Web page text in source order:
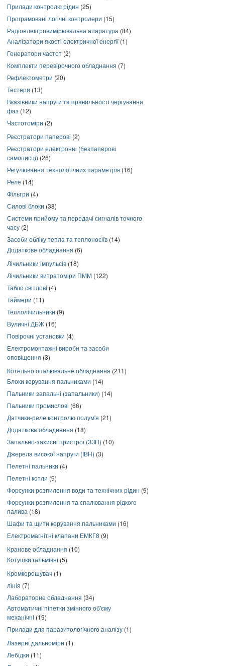
Прилади контролю рідин (25)
Програмовані логічні контролери (15)
Радіоелектровимірювальна апаратура (84)
Аналізатори якості електричної енергії(1)
Генератори частот (2)
Комплекти перевірочного обладнання (7)
Рефлектометри (20)
Тестери (13)
Вказівники напруги та правильності чергування
фаз (12)
Частотоміри (2)
Реєстратори паперові (2)
Реєстратори електронні (безпаперові
самописці) (26)
Регулювання технологічних параметрів (16)
Реле (14)
Фільтри (4)
Силові блоки (38)
Системи прийому та передачі сигналів точного
часу (2)
Засоби обліку тепла та теплоносіїв (14)
Додаткове обладнання (6)
Лічильники імпульсів (18)
Лічильники витратоміри ПММ (122)
Табло світлові (4)
Таймери (11)
Теплолічильники (9)
Вуличні ДБЖ (16)
Повірочні установки (4)
Електромонтажні вироби та засоби
оповіщення (3)
Котельно опалювальне обладнання (211)
Блоки керування пальниками (14)
Пальники запальні (запальники) (14)
Пальники промислові (66)
Датчики-реле контролю полум'я (21)
Додаткове обладнання (18)
Запально-захисні пристрої (ЗЗП) (10)
Джерела високої напруги (ІВН) (3)
Пелетні пальники (4)
Пелетні котли (9)
Форсунки розпилення води та технічних рідин (9)
Форсунки розпилення та спалювання рідкого
палива (18)
Шафи та щити керування пальниками (16)
Електромагнітні клапани ЕМКГ8 (9)
Кранове обладнання (10)
Котушки гальмівні (5)
Кромкорошувач (1)
лінія (7)
Лабораторне обладнання (34)
Автоматичні піпетки змінного об'єму
механічні (19)
Прилади для паразитологічного аналізу (1)
Лазерні дальноміри (1)
Лебідки (11)